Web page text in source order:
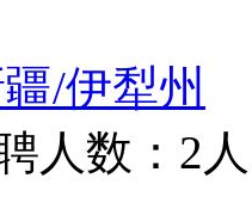
/伊犁州
人数：2人